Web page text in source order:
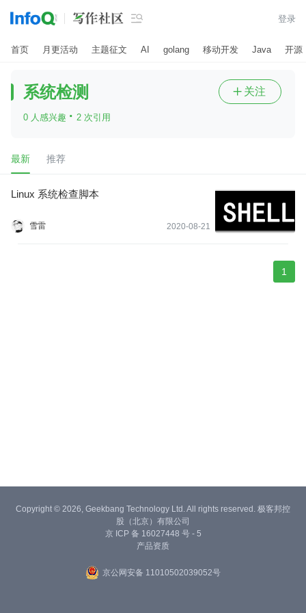
 登录
首页 月更活动 主题征文 AI golang 移动开发 Java 开源
系统检测
0 人感兴趣 · 2 次引用
 关注
最新 推荐
Linux 系统检查脚本
雪雷 2020-08-21
1
Copyright © 2026, Geekbang Technology Ltd. All rights reserved. 极客邦控
股（北京）有限公司
京 ICP 备 16027448 号 - 5
产品资质
京公网安备 11010502039052号